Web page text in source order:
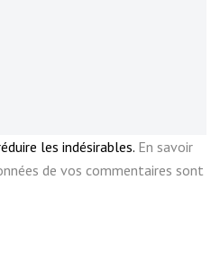
les indésirables. En savoir
de vos commentaires sont